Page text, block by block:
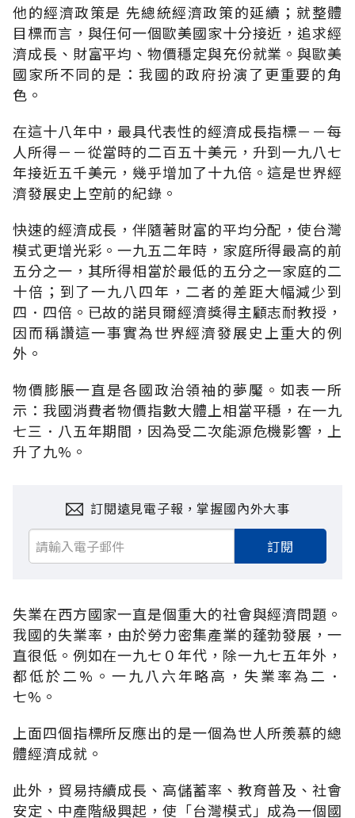
他的經濟政策是 先總統經濟政策的延續；就整體
目標而言，與任何一個歐美國家十分接近，追求經
濟成長、財富平均、物價穩定與充份就業。與歐美
國家所不同的是：我國的政府扮演了更重要的角
色。
在這十八年中，最具代表性的經濟成長指標－－每
人所得－－從當時的二百五十美元，升到一九八七
年接近五千美元，幾乎增加了十九倍。這是世界經
濟發展史上空前的紀錄。
快速的經濟成長，伴隨著財富的平均分配，使台灣
模式更增光彩。一九五二年時，家庭所得最高的前
五分之一，其所得相當於最低的五分之一家庭的二
十倍；到了一九八四年，二者的差距大幅減少到
四．四倍。已故的諾貝爾經濟獎得主顧志耐教授，
因而稱讚這一事實為世界經濟發展史上重大的例
外。
物價膨脹一直是各國政治領袖的夢魘。如表一所
示：我國消費者物價指數大體上相當平穩，在一九
七三．八五年期間，因為受二次能源危機影響，上
升了九%。
訂閱遠見電子報，掌握國內外大事
訂閱
失業在西方國家一直是個重大的社會與經濟問題。
我國的失業率，由於勞力密集產業的蓬勃發展，一
直很低。例如在一九七０年代，除一九七五年外，
都低於二%。一九八六年略高，失業率為二．
七%。
上面四個指標所反應出的是一個為世人所羨慕的總
體經濟成就。
此外，貿易持續成長、高儲蓄率、教育普及、社會
安定、中產階級興起，使「台灣模式」成為一個國